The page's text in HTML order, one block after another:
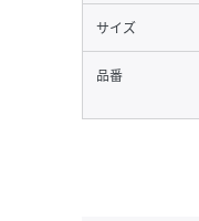
サイズ
品番